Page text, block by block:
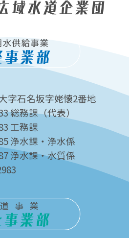
字石名坂字姥懐2番地
総務課（代表）
工務課
浄水課・浄水係
浄水課・水質係